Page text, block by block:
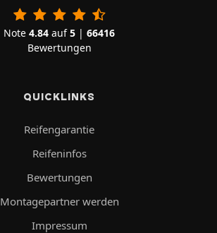
Note 4.84 auf5 | 66416
Bewertungen
QUICKLINKS
Reifengarantie
Reifeninfos
Bewertungen
Montagepartner werden
Impressum